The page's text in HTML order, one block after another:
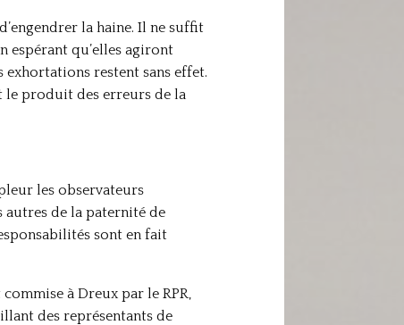
la haine. Il ne suffit
espérant qu’elles agiront
exhortations restent sans effet.
le produit des erreurs de la
les observateurs
autres de la paternité de
sont en fait
à Dreux par le RPR,
des représentants de